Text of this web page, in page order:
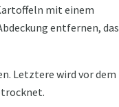
mit einem
entfernen, das
Letztere wird vor dem